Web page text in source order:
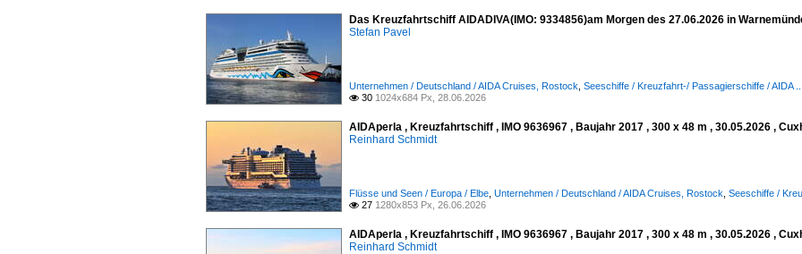
Das Kreuzfahrtschiff AIDADIVA(IMO: 9334856)am Morgen des 27.06.2026 in
Stefan Pavel
Unternehmen / Deutschland / AIDA Cruises, Rostock Seeschiffe / Kreuzfahrt-/ Passagierschiffe / AIDA
 30 1024x684 Px, 28.06.2026
AIDAperla , Kreuzfahrtschiff , IMO 9636967 , Baujahr 2017 , 300 x 48 m , 30.05.2026 ,
Reinhard Schmidt
Flüsse und Seen / Europa / Elbe Unternehmen / Deutschland / AIDA Cruises, Rostock Seeschiffe /
 27 1280x853 Px, 26.06.2026
AIDAperla , Kreuzfahrtschiff , IMO 9636967 , Baujahr 2017 , 300 x 48 m , 30.05.2026 ,
Reinhard Schmidt